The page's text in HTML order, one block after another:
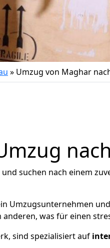
» Umzug von Maghar
suchen nach einem
Umzugsunternehmen
anderen, was für einen
sind spezialisiert auf